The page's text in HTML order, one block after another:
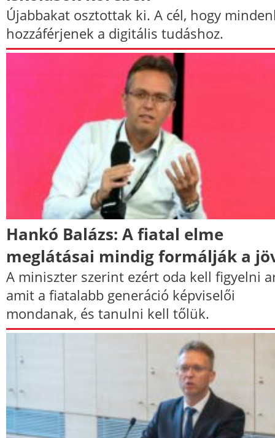
Újabbakat osztottak ki. A cél, hogy
hozzáférjenek a digitális tudáshoz.
Hankó Balázs: A fiatal elme
meglátásai mindig formálják a
A miniszter szerint ezért oda kell figyelni
amit a fiatalabb generáció képviselői
mondanak, és tanulni kell tőlük.